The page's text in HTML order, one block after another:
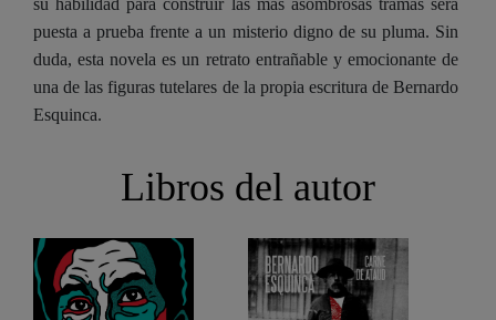
su habilidad para construir las más asombrosas tramas será
puesta a prueba frente a un misterio digno de su pluma. Sin
duda, esta novela es un retrato entrañable y emocionante de
una de las figuras tutelares de la propia escritura de Bernardo
Esquinca.
Libros del autor